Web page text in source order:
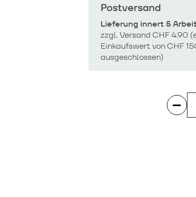
Postversand
Lieferung innert 5
zzgl. Versand CHF 4.90
Einkaufswert von CHF
ausgeschlossen)